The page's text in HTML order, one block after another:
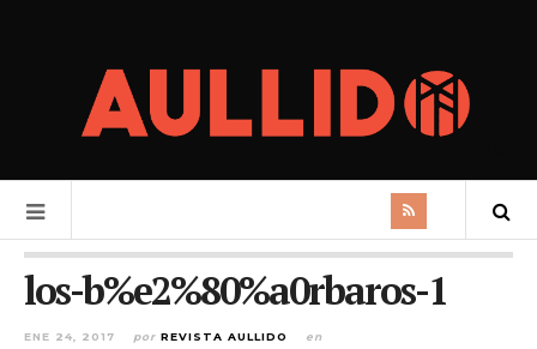
los-b%e2%80%a0rbaros-1
ENE 24, 2017 por REVISTA AULLIDO en